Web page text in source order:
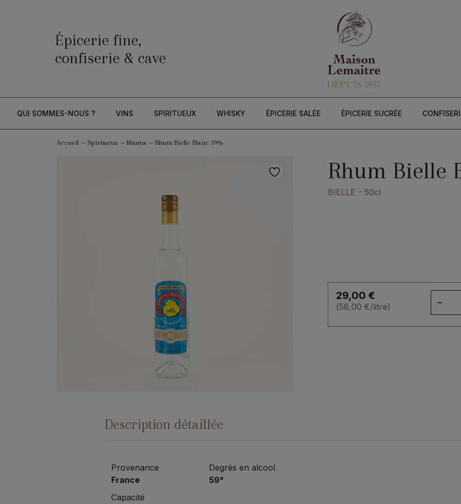
Épicerie fine,
confiserie & cave
QUI SOMMES-NOUS ? VINS SPIRITUEUX WHISKY ÉPICERIE SALÉE ÉPICERIE SUCRÉE
Accueil— Spiritueux— Rhums — Rhum Bielle Blanc 59%
Rhum Bielle
BIELLE - 50cl
29,00 €
(58,00 €/litre)
Description détaillée
Provenance
France
Capacité
Degrés en alcool
59°